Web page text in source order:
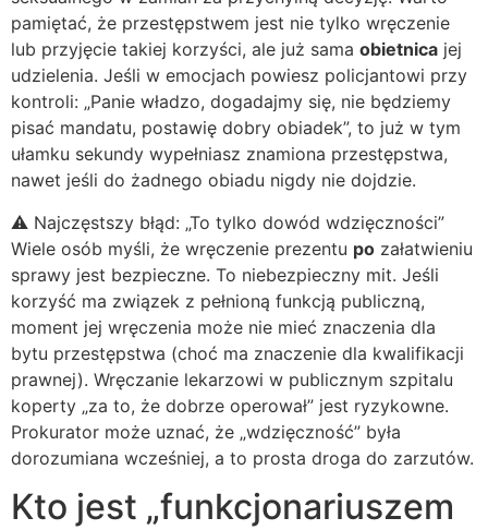
pamiętać, że przestępstwem jest nie tylko wręczenie
lub przyjęcie takiej korzyści, ale już sama obietnica jej
udzielenia. Jeśli w emocjach powiesz policjantowi przy
kontroli: „Panie władzo, dogadajmy się, nie będziemy
pisać mandatu, postawię dobry obiadek”, to już w tym
ułamku sekundy wypełniasz znamiona przestępstwa,
nawet jeśli do żadnego obiadu nigdy nie dojdzie.
⚠️ Najczęstszy błąd: „To tylko dowód wdzięczności”
Wiele osób myśli, że wręczenie prezentu po załatwieniu
sprawy jest bezpieczne. To niebezpieczny mit. Jeśli
korzyść ma związek z pełnioną funkcją publiczną,
moment jej wręczenia może nie mieć znaczenia dla
bytu przestępstwa (choć ma znaczenie dla kwalifikacji
prawnej). Wręczanie lekarzowi w publicznym szpitalu
koperty „za to, że dobrze operował” jest ryzykowne.
Prokurator może uznać, że „wdzięczność” była
dorozumiana wcześniej, a to prosta droga do zarzutów.
Kto jest „funkcjonariuszem